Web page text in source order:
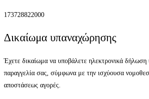
173728822000
Δικαίωμα υπαναχώρησης
Έχετε δικαίωμα να υποβάλετε ηλεκτρονικά δήλωση
παραγγελία σας, σύμφωνα με την ισχύουσα
αποστάσεως αγορές.